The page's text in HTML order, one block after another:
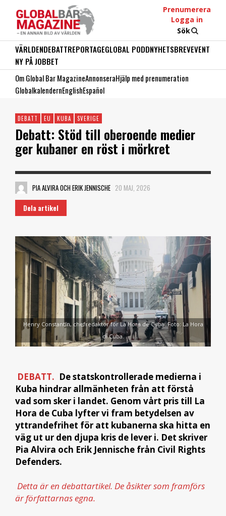
Prenumerera
Logga in
Sök
VÄRLDENDEBATTREPORTAGEGLOBAL PODDNYHETSBREVEVENT
NY PÅ JOBBET
Om Global Bar MagazineAnnonseraHjälp med prenumeration
GlobalkalendernEnglishEspañol
DEBATT EU KUBA SVERIGE
Debatt: Stöd till oberoende medier
ger kubaner en röst i mörkret
PIA ALVIRA OCH ERIK JENNISCHE 20 MAJ, 2026
Dela artikel
Henry Constantín, chefredaktör för La Hora de Cuba. Foto: La Hora
di Cuba.
DEBATT. De statskontrollerade medierna i
Kuba hindrar allmänheten från att förstå
vad som sker i landet. Genom vårt pris till La
Hora de Cuba lyfter vi fram betydelsen av
yttrandefrihet för att kubanerna ska hitta en
väg ut ur den djupa kris de lever i. Det skriver
Pia Alvira och Erik Jennische från Civil Rights
Defenders.
Detta är en debattartikel. De åsikter som framförs
är författarnas egna.